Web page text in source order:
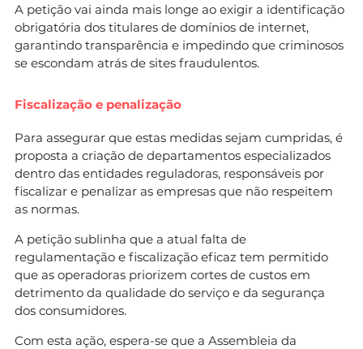
A petição vai ainda mais longe ao exigir a identificação
obrigatória dos titulares de domínios de internet,
garantindo transparência e impedindo que criminosos
se escondam atrás de sites fraudulentos.
Fiscalização e penalização
Para assegurar que estas medidas sejam cumpridas, é
proposta a criação de departamentos especializados
dentro das entidades reguladoras, responsáveis por
fiscalizar e penalizar as empresas que não respeitem
as normas.
A petição sublinha que a atual falta de
regulamentação e fiscalização eficaz tem permitido
que as operadoras priorizem cortes de custos em
detrimento da qualidade do serviço e da segurança
dos consumidores.
Com esta ação, espera-se que a Assembleia da